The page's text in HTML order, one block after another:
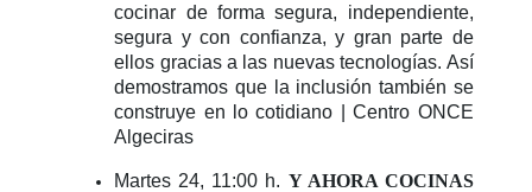
cocinar de forma segura, independiente,
segura y con confianza, y gran parte de
ellos gracias a las nuevas tecnologías. Así
demostramos que la inclusión también se
construye en lo cotidiano | Centro ONCE
Algeciras
Martes 24, 11:00 h. Y AHORA COCINAS